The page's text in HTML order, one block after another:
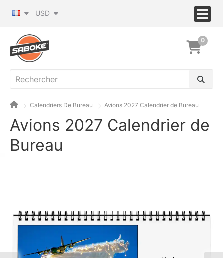
USD
0
Calendriers De Bureau Avions 2027 Calendrier de Bureau
Avions 2027 Calendrier de
Bureau